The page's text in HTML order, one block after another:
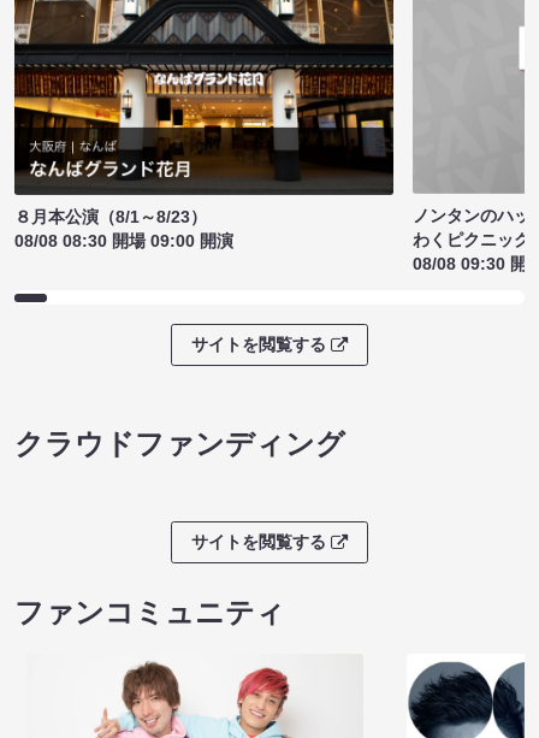
８月本公演（8/1～8/23）
08/08 08:30 開場 09:00 開演
ノンタンのハッ
わくピクニック
08/08 09:30 開
サイトを閲覧する
クラウドファンディング
サイトを閲覧する
ファンコミュニティ